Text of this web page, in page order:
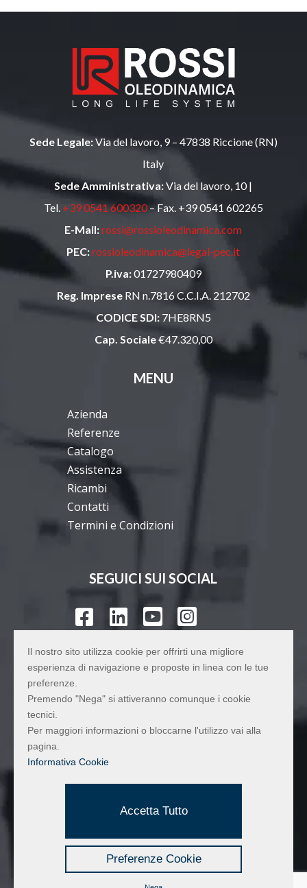
Sede Legale:Via del lavoro, 9 – 47838 Riccione (RN)
Italy
Sede Amministrativa:Via del lavoro, 10 |
Tel. +39 0541 600320– Fax. +39 0541 602265
E-Mail:rossi@rossioleodinamica.com
PEC:rossioleodinamica@legal-pec.it
P.iva:01727980409
Reg. ImpreseRN n.7816 C.C.I.A. 212702
CODICE SDI: 7HE8RN5
Cap. Sociale€47.320,00
MENU
Azienda
Referenze
Catalogo
Assistenza
Ricambi
Contatti
Termini e Condizioni
SEGUICI SUI SOCIAL
   
MAPPA
Il nostro sito utilizza cookie per offrirti una migliore
esperienza di navigazione e proposte in linea con le tue
preferenze.
Premendo "Nega" si attiveranno comunque i cookie
tecnici.
Per maggiori informazioni o bloccarne l'utilizzo vai alla
pagina.
Informativa Cookie
Accetta Tutto
Preferenze Cookie